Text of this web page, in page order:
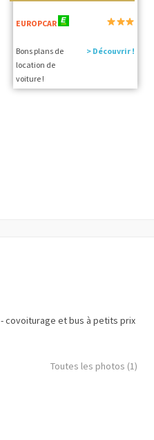
EUROPCAR
Bons plans de
location de
voiture !
> Découvrir !
- covoiturage et bus à petits prix
Toutes les photos (1)